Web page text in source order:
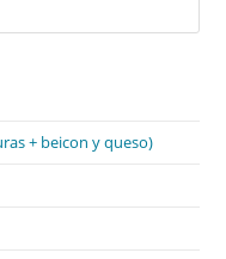
+ beicon y queso)